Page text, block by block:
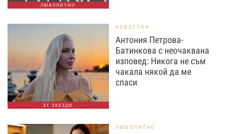
ЛЮБОПИТНО
БГ ЗВЕЗДИ
ИЗВЕСТНИ
Антония Петрова-
Батинкова с неочаквана
изповед: Никога не съм
чакала някой да ме
спаси
ЛЮБОПИТНО